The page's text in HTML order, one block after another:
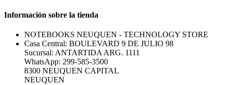
Información sobre la tienda
NOTEBOOKS NEUQUEN - TECHNOLOGY STORE
Casa Central: BOULEVARD 9 DE JULIO 98
Sucursal: ANTARTIDA ARG. 1111
WhatsApp: 299-585-3500
8300 NEUQUEN CAPITAL
NEUQUEN